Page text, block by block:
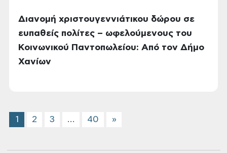
Διανομή χριστουγεννιάτικου δώρου σε
ευπαθείς πολίτες – ωφελούμενους του
Κοινωνικού Παντοπωλείου: Από τον Δήμο
Χανίων
1 2 3 … 40 »